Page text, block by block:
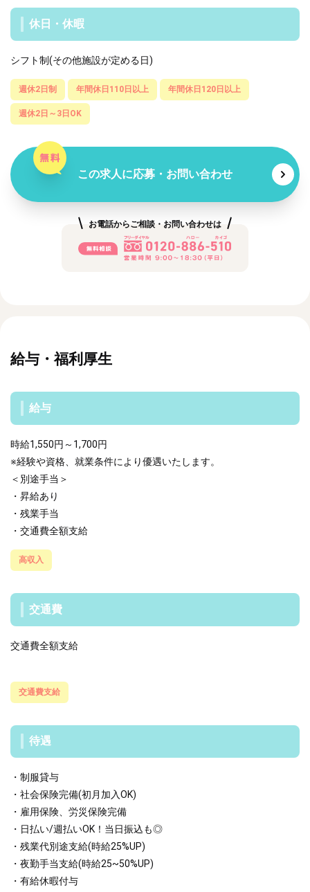
休日・休暇
シフト制(その他施設が定める日)
週休2日制 年間休日110日以上 年間休日120日以上
週休2日～3日OK
この求人に応募・お問い合わせ
お電話からご相談・お問い合わせは
給与・福利厚生
給与
時給1,550円～1,700円
※経験や資格、就業条件により優遇いたします。
＜別途手当＞
・昇給あり
・残業手当
・交通費全額支給
高収入
交通費
交通費全額支給
交通費支給
待遇
・制服貸与
・社会保険完備(初月加入OK)
・雇用保険、労災保険完備
・日払い/週払いOK！当日振込も◎
・残業代別途支給(時給25%UP)
・夜勤手当支給(時給25~50%UP)
・有給休暇付与